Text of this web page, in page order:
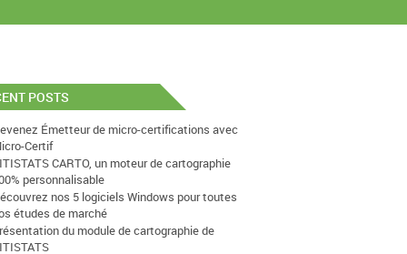
POSTS
Émetteur de micro-certifications avec
Certif
CARTO, un moteur de cartographie
personnalisable
nos 5 logiciels Windows pour toutes
études de marché
du module de cartographie de